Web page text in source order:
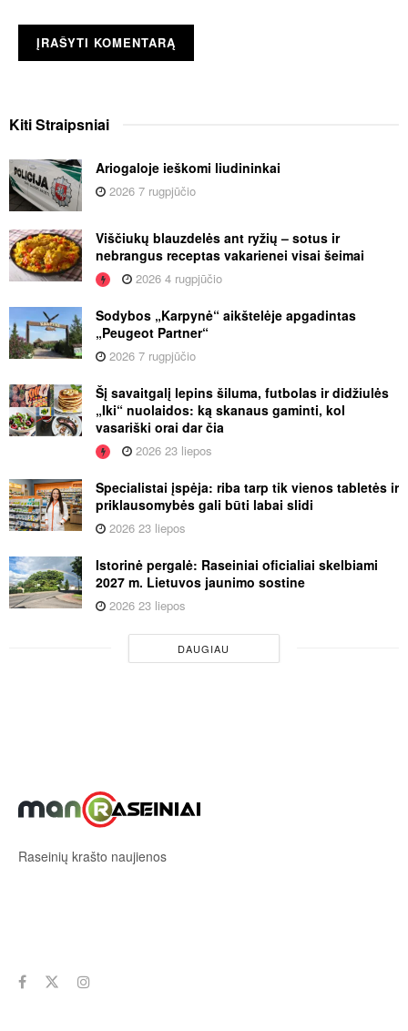
KitiStraipsniai
Ariogaloje ieškomi liudininkai
2026 7 rugpjūčio
Viščiukų blauzdelės ant ryžių – sotus ir
nebrangus receptas vakarienei visai šeimai
2026 4 rugpjūčio
Sodybos „Karpynė“ aikštelėje apgadintas
„Peugeot Partner“
2026 7 rugpjūčio
Šį savaitgalį lepins šiluma, futbolas ir didžiulės
„Iki“ nuolaidos: ką skanaus gaminti, kol
vasariški orai dar čia
2026 23 liepos
Specialistai įspėja: riba tarp tik vienos tabletės ir
priklausomybės gali būti labai slidi
2026 23 liepos
Istorinė pergalė: Raseiniai oficialiai skelbiami
2027 m. Lietuvos jaunimo sostine
2026 23 liepos
DAUGIAU
Raseinių krašto naujienos